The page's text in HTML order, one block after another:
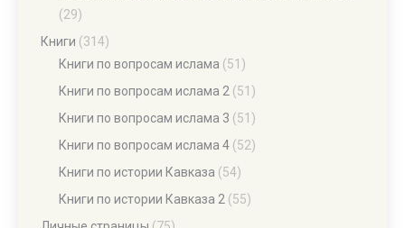
(29)
Книги (314)
Книги по вопросам ислама (51)
Книги по вопросам ислама 2 (51)
Книги по вопросам ислама 3 (51)
Книги по вопросам ислама 4 (52)
Книги по истории Кавказа (54)
Книги по истории Кавказа 2 (55)